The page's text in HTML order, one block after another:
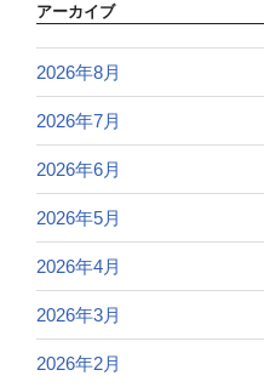
アーカイブ
2026年8月
2026年7月
2026年6月
2026年5月
2026年4月
2026年3月
2026年2月